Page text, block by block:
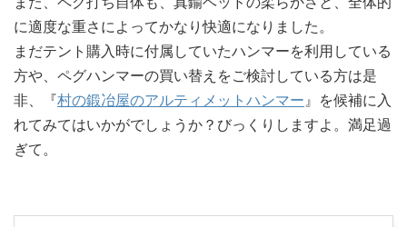
に適度な重さによってかなり快適になりました。
まだテント購入時に付属していたハンマーを利用している
方や、ペグハンマーの買い替えをご検討している方は是
非、『村の鍛冶屋のアルティメットハンマー 』を候補に入
れてみてはいかがでしょうか？びっくりしますよ。満足過
ぎて。